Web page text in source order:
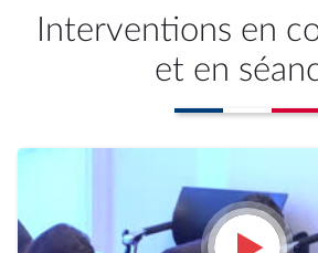
Interventions en
et en